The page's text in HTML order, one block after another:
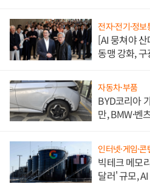
전자·전기·정보
[AI 뭉쳐야
동맹 강화, 구
자동차·부품
BYD코리아
만, BMW·벤
인터넷·게임·
빅테크 메모
달러' 규모,